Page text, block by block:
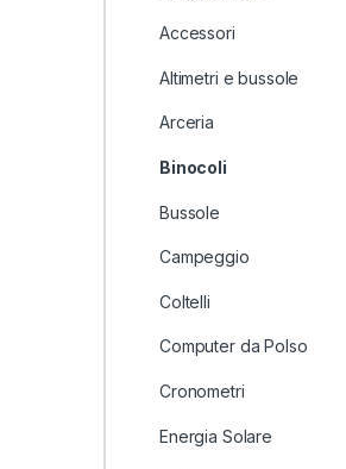
Accessori
Altimetri e bussole
Arceria
Binocoli
Bussole
Campeggio
Coltelli
Computer da Polso
Cronometri
Energia Solare